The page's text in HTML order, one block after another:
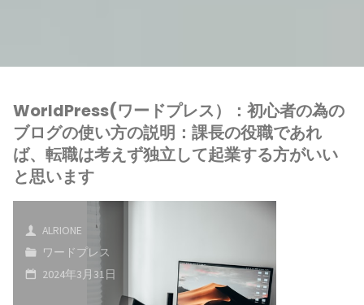
WorldPress(ワードプレス）：初心者の為の
ブログの使い方の説明：課長の役職であれ
ば、転職は考えず独立して起業する方がいい
と思います
ALRIONE
ワードプレス
2024年3月31日